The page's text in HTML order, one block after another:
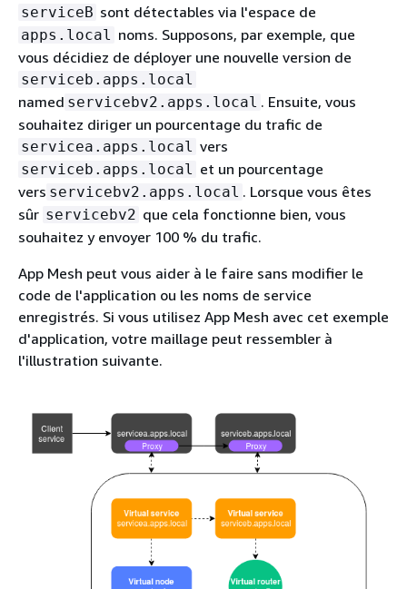
serviceB sont détectables via l'espace de
apps.local noms. Supposons, par exemple, que
vous décidiez de déployer une nouvelle version de
serviceb.apps.local
named servicebv2.apps.local . Ensuite, vous
souhaitez diriger un pourcentage du trafic de
servicea.apps.local vers
serviceb.apps.local et un pourcentage
vers servicebv2.apps.local . Lorsque vous êtes
sûr servicebv2 que cela fonctionne bien, vous
souhaitez y envoyer 100 % du trafic.
App Mesh peut vous aider à le faire sans modifier le
code de l'application ou les noms de service
enregistrés. Si vous utilisez App Mesh avec cet exemple
d'application, votre maillage peut ressembler à
l'illustration suivante.